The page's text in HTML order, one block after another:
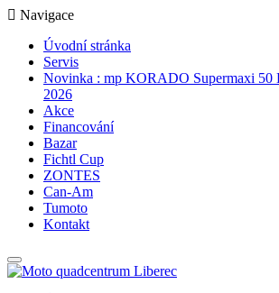
Navigace
Úvodní stránka
Servis
Novinka : mp KORADO Supermaxi 50
2026
Akce
Financování
Bazar
Fichtl Cup
ZONTES
Can-Am
Tumoto
Kontakt